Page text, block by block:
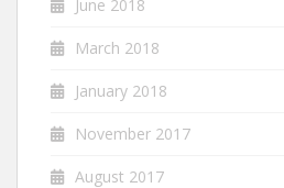
June 2018
March 2018
January 2018
November 2017
August 2017